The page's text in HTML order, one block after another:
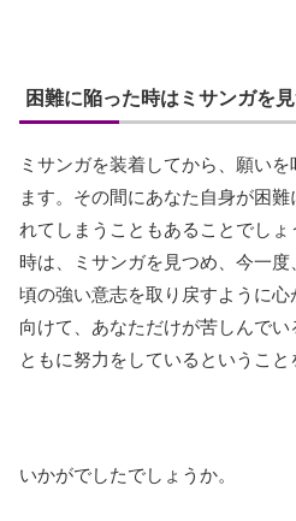
困難に陥った時はミサンガを
ミサンガを装着してから、願い
ます。その間にあなた自身が困
れてしまうこともあることでし
時は、ミサンガを見つめ、今一
頃の強い意志を取り戻すように
向けて、あなただけが苦しんで
ともに努力をしているということ
いかがでしたでしょうか。